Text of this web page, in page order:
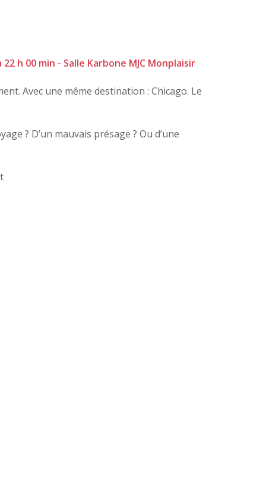
h 00 min - Salle Karbone MJC Monplaisir
Avec une même destination : Chicago. Le
? D’un mauvais présage ? Ou d’une